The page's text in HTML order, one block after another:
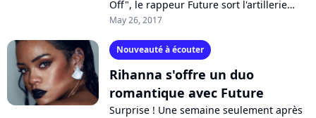
Off", le rappeur Future sort l'artillerie
lourde : un remix enregistré avec
May 26, 2017
Nouveauté à écouter
Rihanna s'offre un duo
romantique avec Future
Surprise ! Une semaine seulement après